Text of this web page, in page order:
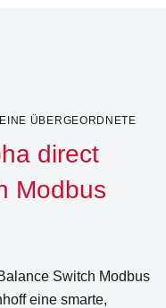
ÜBERGEORDNETE
direct
Modbus
Switch Modbus
eine smarte,